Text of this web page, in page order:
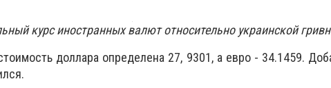
курс иностранных валют относительно украинской
доллара определена 27, 9301, а евро - 34.1459.